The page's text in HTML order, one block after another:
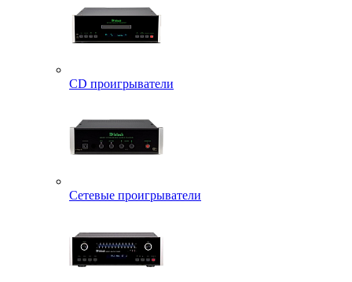
CD проигрыватели
Сетевые проигрыватели